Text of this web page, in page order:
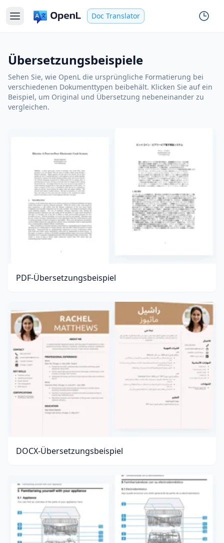
Doc Translator
Übersetzungsbeispiele
Sehen Sie, wie OpenL die ursprüngliche Formatierung bei
verschiedenen Dokumenttypen beibehält. Klicken Sie auf ein
Beispiel, um Original und Übersetzung nebeneinander zu
vergleichen.
PDF-Übersetzungsbeispiel
DOCX-Übersetzungsbeispiel